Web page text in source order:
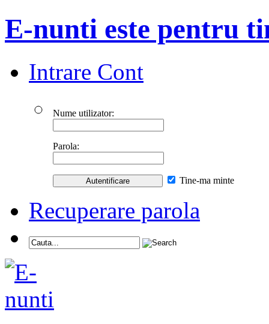
E-nunti este pentru
Intrare Cont
Nume utilizator:
Parola:
Tine-ma minte
Recuperare parola